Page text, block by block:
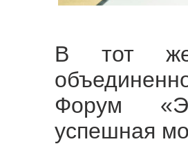
В тот
Форум
успешная